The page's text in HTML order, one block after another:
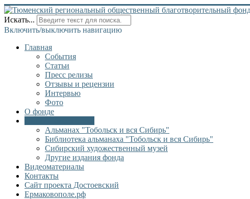
Искать...
Включить/выключить навигацию
Главная
События
Статьи
Пресс релизы
Отзывы и рецензии
Интервью
Фото
О фонде
Альманах "Тобольск и вся Сибирь"
Библиотека альманаха "Тобольск и вся Сибирь"
Сибирский художественный музей
Другие издания фонда
Видеоматериалы
Контакты
Сайт проекта Достоевский
Ермаковополе.рф